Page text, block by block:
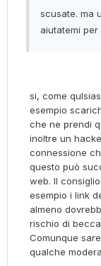
scusate. ma
aiutatemi
si, come
esempio
che ne prendi
inoltre un
connessione
questo può
web. Il
esempio i link
almeno
rischio di
Comunque
qualche